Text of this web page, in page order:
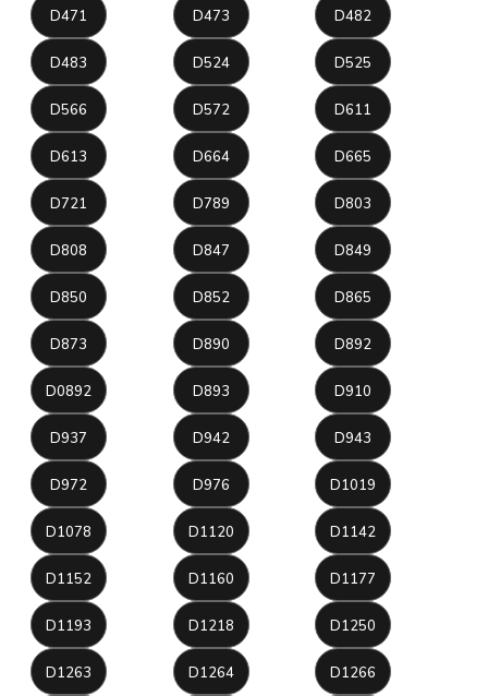
D471 D473 D482
D483 D524 D525
D566 D572 D611
D613 D664 D665
D721 D789 D803
D808 D847 D849
D850 D852 D865
D873 D890 D892
D0892 D893 D910
D937 D942 D943
D972 D976 D1019
D1078 D1120 D1142
D1152 D1160 D1177
D1193 D1218 D1250
D1263 D1264 D1266